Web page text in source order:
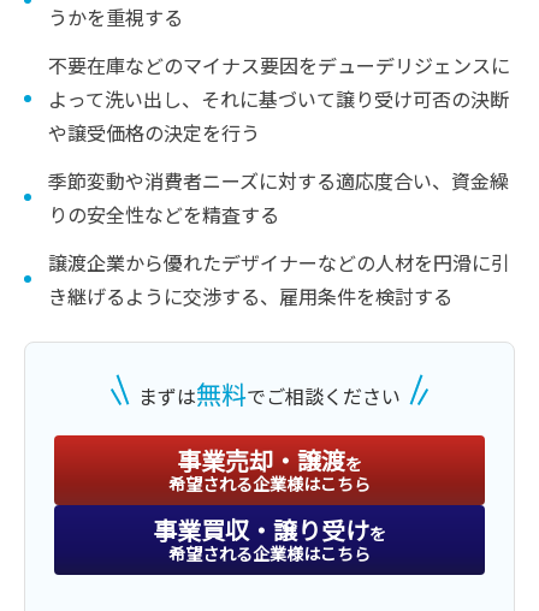
うかを重視する
不要在庫などのマイナス要因をデューデリジェンスに
よって洗い出し、それに基づいて譲り受け可否の決断
や譲受価格の決定を行う
季節変動や消費者ニーズに対する適応度合い、資金繰
りの安全性などを精査する
譲渡企業から優れたデザイナーなどの人材を円滑に引
き継げるように交渉する、雇用条件を検討する
まずは無料でご相談ください
事業売却・譲渡を
希望される企業様はこちら
事業買収・譲り受けを
希望される企業様はこちら